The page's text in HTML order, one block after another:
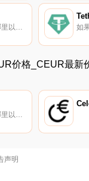
如果你想知道在哪里以当前价格购买Parallel,目前交易{Parallel]股票的顶级加密货币交易所是Uniswap（V3）、HitBTC、Curve Finance、Balancer（V2）和Bittrex。您可以在我们的加密货币交易所页面上找到其他列表.
价格_CEUR最新
如果您想知道在哪里以当前价格购买Celo Euro,目前交易｛CEURnname｝股票的顶级加密货币交易所是Bitget和Gate.io。您可以在我们的加密货币交易所页面上找到其他交易所。cEUR（Celo Euro）是一种跟踪欧元的稳定数字资产.
声明